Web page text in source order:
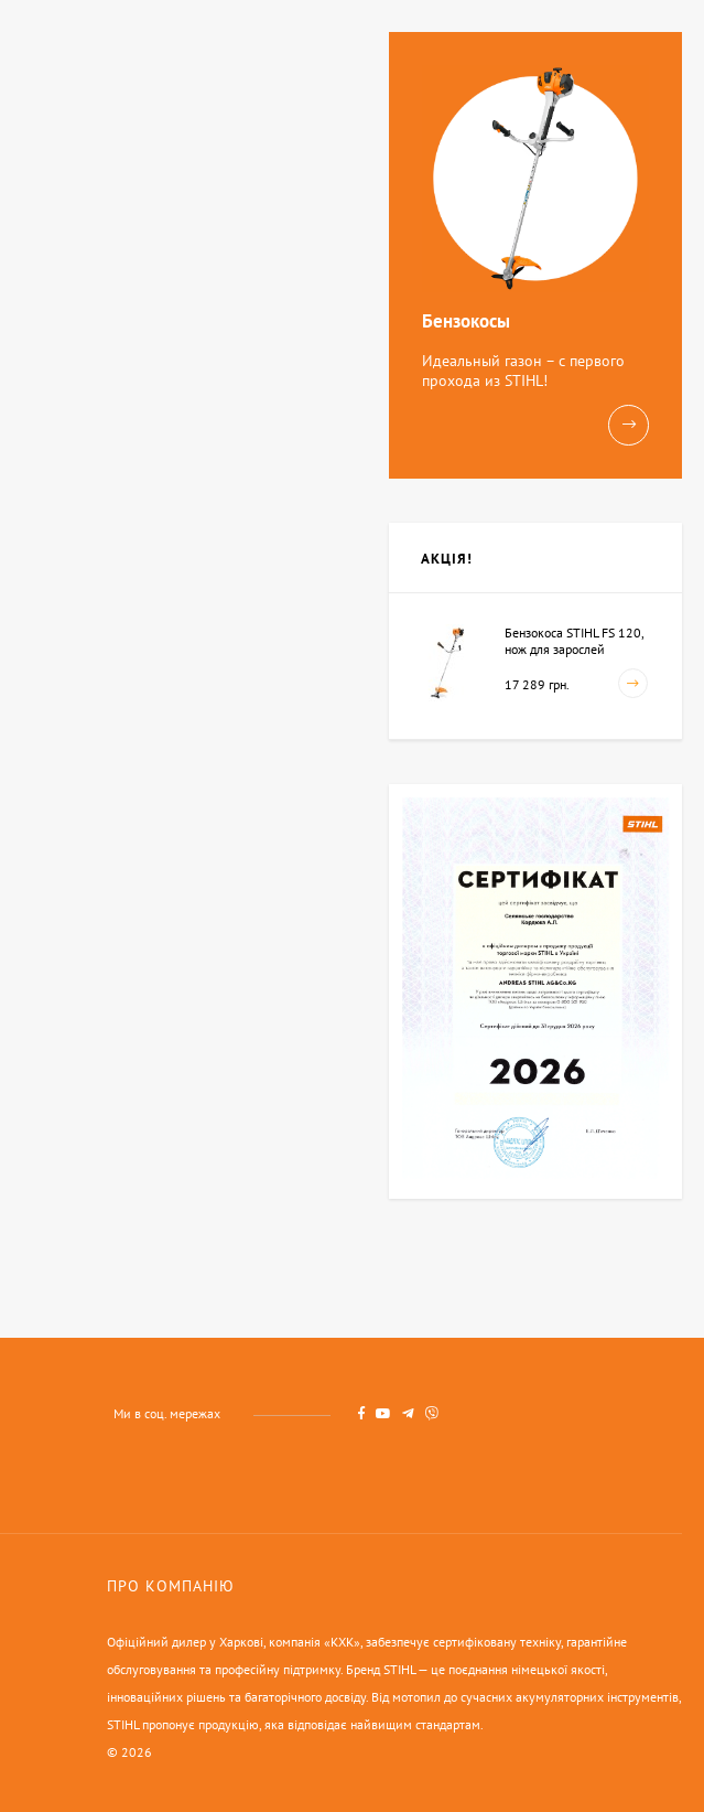
Бензокосы
Идеальный газон – с первого
прохода из STIHL!
АКЦІЯ!
Бензокоса STIHL FS 120,
нож для зарослей
17 289 грн.
Ми в соц. мережах
ПРО КОМПАНІЮ
Офіційний дилер у Харкові, компанія «КХК», забезпечує сертифіковану техніку, гарантійне
обслуговування та професійну підтримку. Бренд STIHL — це поєднання німецької якості,
інноваційних рішень та багаторічного досвіду. Від мотопил до сучасних акумуляторних інструментів,
STIHL пропонує продукцію, яка відповідає найвищим стандартам.
© 2026